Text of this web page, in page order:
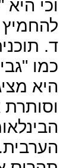
וכי
ד.
כמו
היא